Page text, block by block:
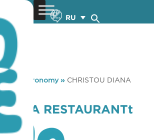
RU
»Gastronomy» CHRISTOU DIANA
DIANA RESTAURANTt